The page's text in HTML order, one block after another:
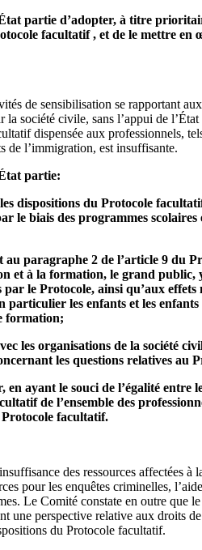
partie d’adopter, à titre
facultatif , et de le mettre en
de sensibilisation se rapportant
la société civile, sans l’appui de
dispensée aux professionnels,
de l’immigration, est insuffisante.
partie:
dispositions du Protocole
le biais des programmes scolaires
au paragraphe 2 de l’article 9 du
et à la formation, le grand public,
le Protocole, ainsi qu’aux effets
particulier les enfants et les
formation;
les organisations de la société
les questions relatives au
ayant le souci de l’égalité entre
de l’ensemble des
Protocole facultatif.
des ressources affectées
pour les enquêtes criminelles,
Le Comité constate en outre que
une perspective relative aux droits
du Protocole facultatif.